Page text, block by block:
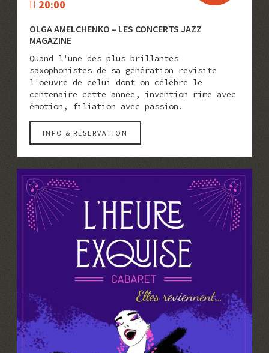
20:00
OLGA AMELCHENKO – LES CONCERTS JAZZ
MAGAZINE
Quand l'une des plus brillantes
saxophonistes de sa génération revisite
l'oeuvre de celui dont on célèbre le
centenaire cette année, invention rime avec
émotion, filiation avec passion.
INFO & RÉSERVATION